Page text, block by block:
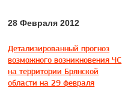
28 Февраля 2012
Детализированный прогноз
возможного возникновения ЧС
на территории Брянской
области на 29 февраля